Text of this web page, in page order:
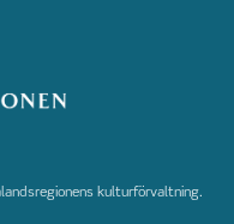
kulturförvaltning.